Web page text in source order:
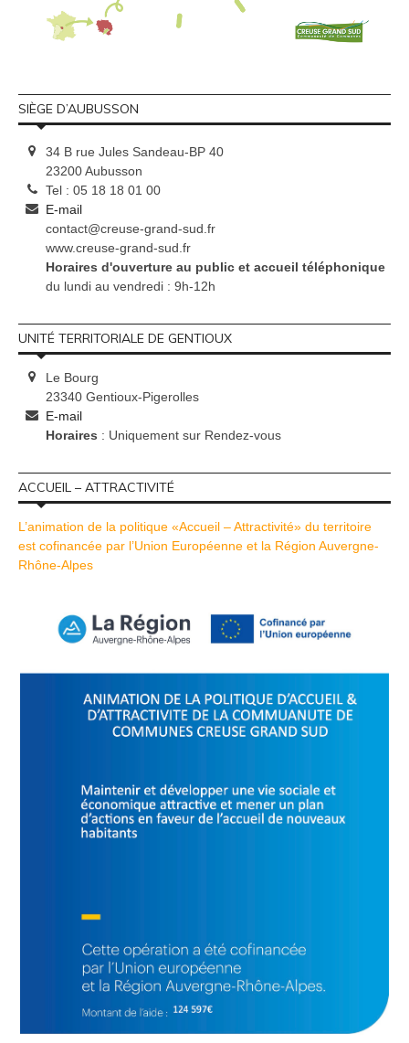
SIÈGE D’AUBUSSON
34 B rue Jules Sandeau-BP 40
23200 Aubusson
Tel : 05 18 18 01 00
E-mail
contact@creuse-grand-sud.fr
www.creuse-grand-sud.fr
Horaires d'ouverture au public et accueil téléphonique
du lundi au vendredi : 9h-12h
UNITÉ TERRITORIALE DE GENTIOUX
Le Bourg
23340 Gentioux-Pigerolles
E-mail
Horaires : Uniquement sur Rendez-vous
ACCUEIL – ATTRACTIVITÉ
L’animation de la politique «Accueil – Attractivité» du territoire
est cofinancée par l’Union Européenne et la Région Auvergne-
Rhône-Alpes